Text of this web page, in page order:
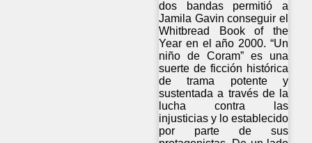
dos bandas permitió a
Jamila Gavin conseguir el
Whitbread Book of the
Year en el año 2000. “Un
niño de Coram” es una
suerte de ficción histórica
de trama potente y
sustentada a través de la
lucha contra las
injusticias y lo establecido
por parte de sus